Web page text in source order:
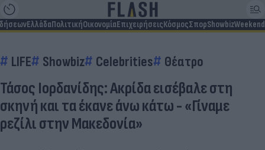
ΕλλάδαΠολιτικήΟικονομίαΕπιχειρήσειςΚόσμοςΣπορShowbizWeekend
LIFE Showbiz Celebrities Θέατρο
Τάσος Ιορδανίδης: Ακρίδα εισέβαλε στη
σκηνή και τα έκανε άνω κάτω - «Γίναμε
ρεζίλι στην Μακεδονία»